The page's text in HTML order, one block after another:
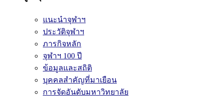
แนะนำจุฬาฯ
ประวัติจุฬาฯ
ภารกิจหลัก
จุฬาฯ 100 ปี
ข้อมูลและสถิติ
บุคคลสำคัญที่มาเยือน
การจัดอันดับมหาวิทยาลัย